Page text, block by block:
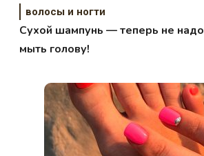
волосы и ногти
Сухой шампунь — теперь не надо
мыть голову!